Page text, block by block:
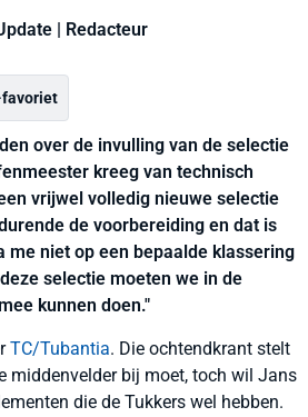
| Redacteur
favoriet
over de invulling van de selectie
kreeg van technisch
vrijwel volledig nieuwe selectie
de voorbereiding en dat is
me niet op een bepaalde klassering
selectie moeten we in de
kunnen doen."
TC/Tubantia. Die ochtendkrant stelt
middenvelder bij moet, toch wil Jans
die de Tukkers wel hebben.